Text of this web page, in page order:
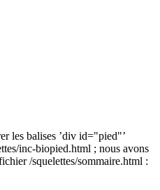
les balises ’div id="pied"’
inc-biopied.html ; nous avons
/squelettes/sommaire.html :